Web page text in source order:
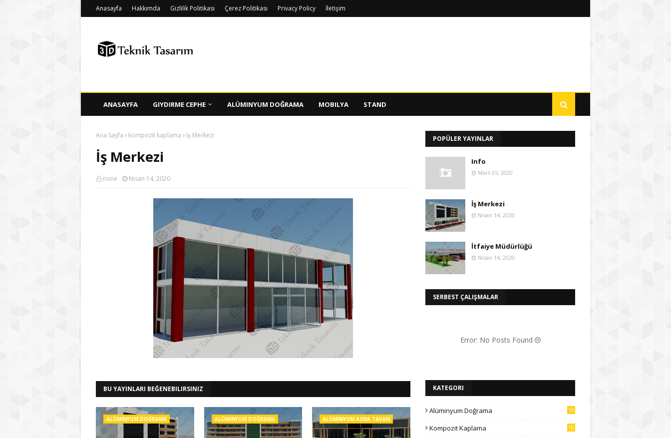
Anasayfa Hakkımda Gizlilik Politikası Çerez Politikası Privacy Policy İletişim
ANASAYFA GIYDIRME CEPHE ALÜMINYUM DOĞRAMA MOBILYA STAND
Ana Sayfa kompozit kaplama İş Merkezi
İş Merkezi
none Nisan 14, 2020
BU YAYINLARI BEĞENEBILIRSINIZ
ALÜMINYUM DOĞRAMA ALÜMINYUM DOĞRAMA ALÜMINYUM ASMA TAVAN
POPÜLER YAYINLAR
Info
Mart 05, 2020
İş Merkezi
Nisan 14, 2020
İtfaiye Müdürlüğü
Nisan 14, 2020
SERBEST ÇALIŞMALAR
Error: No Posts Found
KATEGORI
Alüminyum Doğrama
10
Kompozit Kaplama
10